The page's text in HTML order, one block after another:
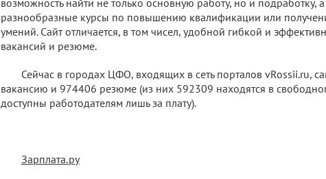
разнообразные курсы по повышению квалификации или
умений. Сайт отличается, в том чисел, удобной гибкой и
вакансий и резюме.
Сейчас в городах ЦФО, входящих в сеть порталов vRossii.ru,
вакансию и 974406 резюме (из них 592309 находятся в
доступны работодателям лишь за плату).
Зарплата.ру